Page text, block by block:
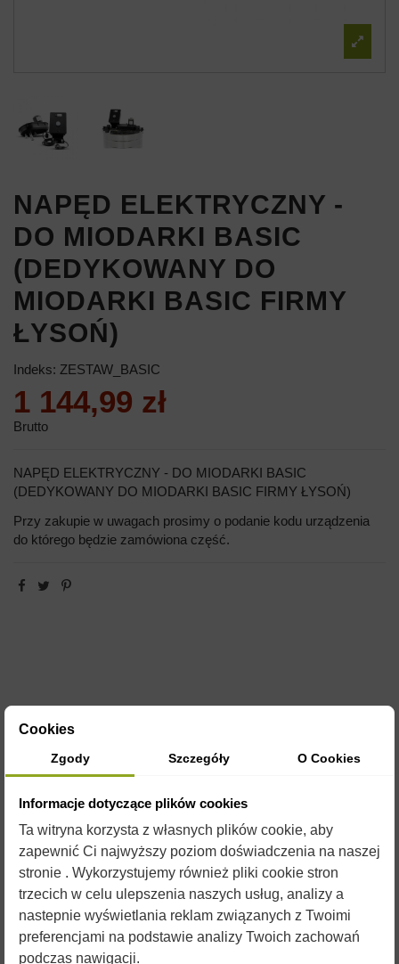
NAPĘD ELEKTRYCZNY -
DO MIODARKI BASIC
(DEDYKOWANY DO
MIODARKI BASIC FIRMY
ŁYSOŃ)
Indeks: ZESTAW_BASIC
1 144,99 zł
Brutto
NAPĘD ELEKTRYCZNY - DO MIODARKI BASIC
(DEDYKOWANY DO MIODARKI BASIC FIRMY ŁYSOŃ)
Przy zakupie w uwagach prosimy o podanie kodu urządzenia
do którego będzie zamówiona część.
NAPĘD ELEKTRYCZNY
- DO MIODARKI BASIC
(DEDYKOWANY DO
MIODARKI BASIC
Cookies
Zgody Szczegóły O Cookies
Informacje dotyczące plików cookies
Ta witryna korzysta z własnych plików cookie, aby
zapewnić Ci najwyższy poziom doświadczenia na naszej
stronie . Wykorzystujemy również pliki cookie stron
trzecich w celu ulepszenia naszych usług, analizy a
nastepnie wyświetlania reklam związanych z Twoimi
preferencjami na podstawie analizy Twoich zachowań
podczas nawigacji.